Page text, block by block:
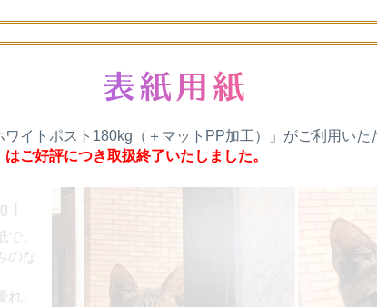
ワイトポスト180kg（＋マットPP加工）」がご利用いた
ご好評につき取扱終了いたしました。
］
、
のな
、